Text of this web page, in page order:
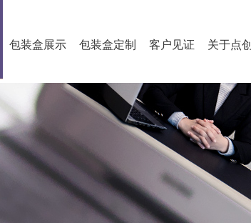
包装盒展示 包装盒定制 客户见证 关于点创